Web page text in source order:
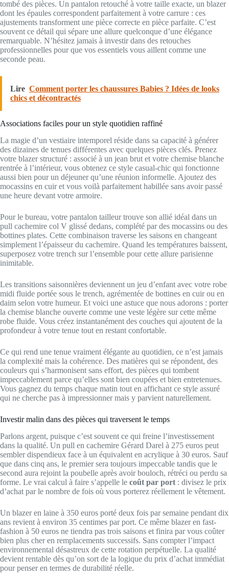
tombé des pièces. Un pantalon retouché à votre taille exacte, un blazer
dont les épaules correspondent parfaitement à votre carrure : ces
ajustements transforment une pièce correcte en pièce parfaite. C’est
souvent ce détail qui sépare une allure quelconque d’une élégance
remarquable. N’hésitez jamais à investir dans des retouches
professionnelles pour que vos essentiels vous aillent comme une
seconde peau.
Lire Comment porter les chaussures Babies ? Idées de looks
chics et décontractés
Associations faciles pour un style quotidien raffiné
La magie d’un vestiaire intemporel réside dans sa capacité à générer
des dizaines de tenues différentes avec quelques pièces clés. Prenez
votre blazer structuré : associé à un jean brut et votre chemise blanche
rentrée à l’intérieur, vous obtenez ce style casual-chic qui fonctionne
aussi bien pour un déjeuner qu’une réunion informelle. Ajoutez des
mocassins en cuir et vous voilà parfaitement habillée sans avoir passé
une heure devant votre armoire.
Pour le bureau, votre pantalon tailleur trouve son allié idéal dans un
pull cachemire col V glissé dedans, complété par des mocassins ou des
bottines plates. Cette combinaison traverse les saisons en changeant
simplement l’épaisseur du cachemire. Quand les températures baissent,
superposez votre trench sur l’ensemble pour cette allure parisienne
inimitable.
Les transitions saisonnières deviennent un jeu d’enfant avec votre robe
midi fluide portée sous le trench, agrémentée de bottines en cuir ou en
daim selon votre humeur. Et voici une astuce que nous adorons : porter
la chemise blanche ouverte comme une veste légère sur cette même
robe fluide. Vous créez instantanément des couches qui ajoutent de la
profondeur à votre tenue tout en restant confortable.
Ce qui rend une tenue vraiment élégante au quotidien, ce n’est jamais
la complexité mais la cohérence. Des matières qui se répondent, des
couleurs qui s’harmonisent sans effort, des pièces qui tombent
impeccablement parce qu’elles sont bien coupées et bien entretenues.
Vous gagnez du temps chaque matin tout en affichant ce style assuré
qui ne cherche pas à impressionner mais y parvient naturellement.
Investir malin dans des pièces qui traversent le temps
Parlons argent, puisque c’est souvent ce qui freine l’investissement
dans la qualité. Un pull en cachemire Gérard Darel à 275 euros peut
sembler dispendieux face à un équivalent en acrylique à 30 euros. Sauf
que dans cinq ans, le premier sera toujours impeccable tandis que le
second aura rejoint la poubelle après avoir bouloch, rétréci ou perdu sa
forme. Le vrai calcul à faire s’appelle le coût par port : divisez le prix
d’achat par le nombre de fois où vous porterez réellement le vêtement.
Un blazer en laine à 350 euros porté deux fois par semaine pendant dix
ans revient à environ 35 centimes par port. Ce même blazer en fast-
fashion à 50 euros ne tiendra pas trois saisons et finira par vous coûter
bien plus cher en remplacements successifs. Sans compter l’impact
environnemental désastreux de cette rotation perpétuelle. La qualité
devient rentable dès qu’on sort de la logique du prix d’achat immédiat
pour penser en termes de durabilité réelle.